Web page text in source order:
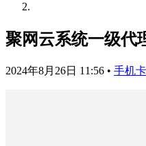
聚网云系统一级代
2024年8月26日 11:56 • 手机